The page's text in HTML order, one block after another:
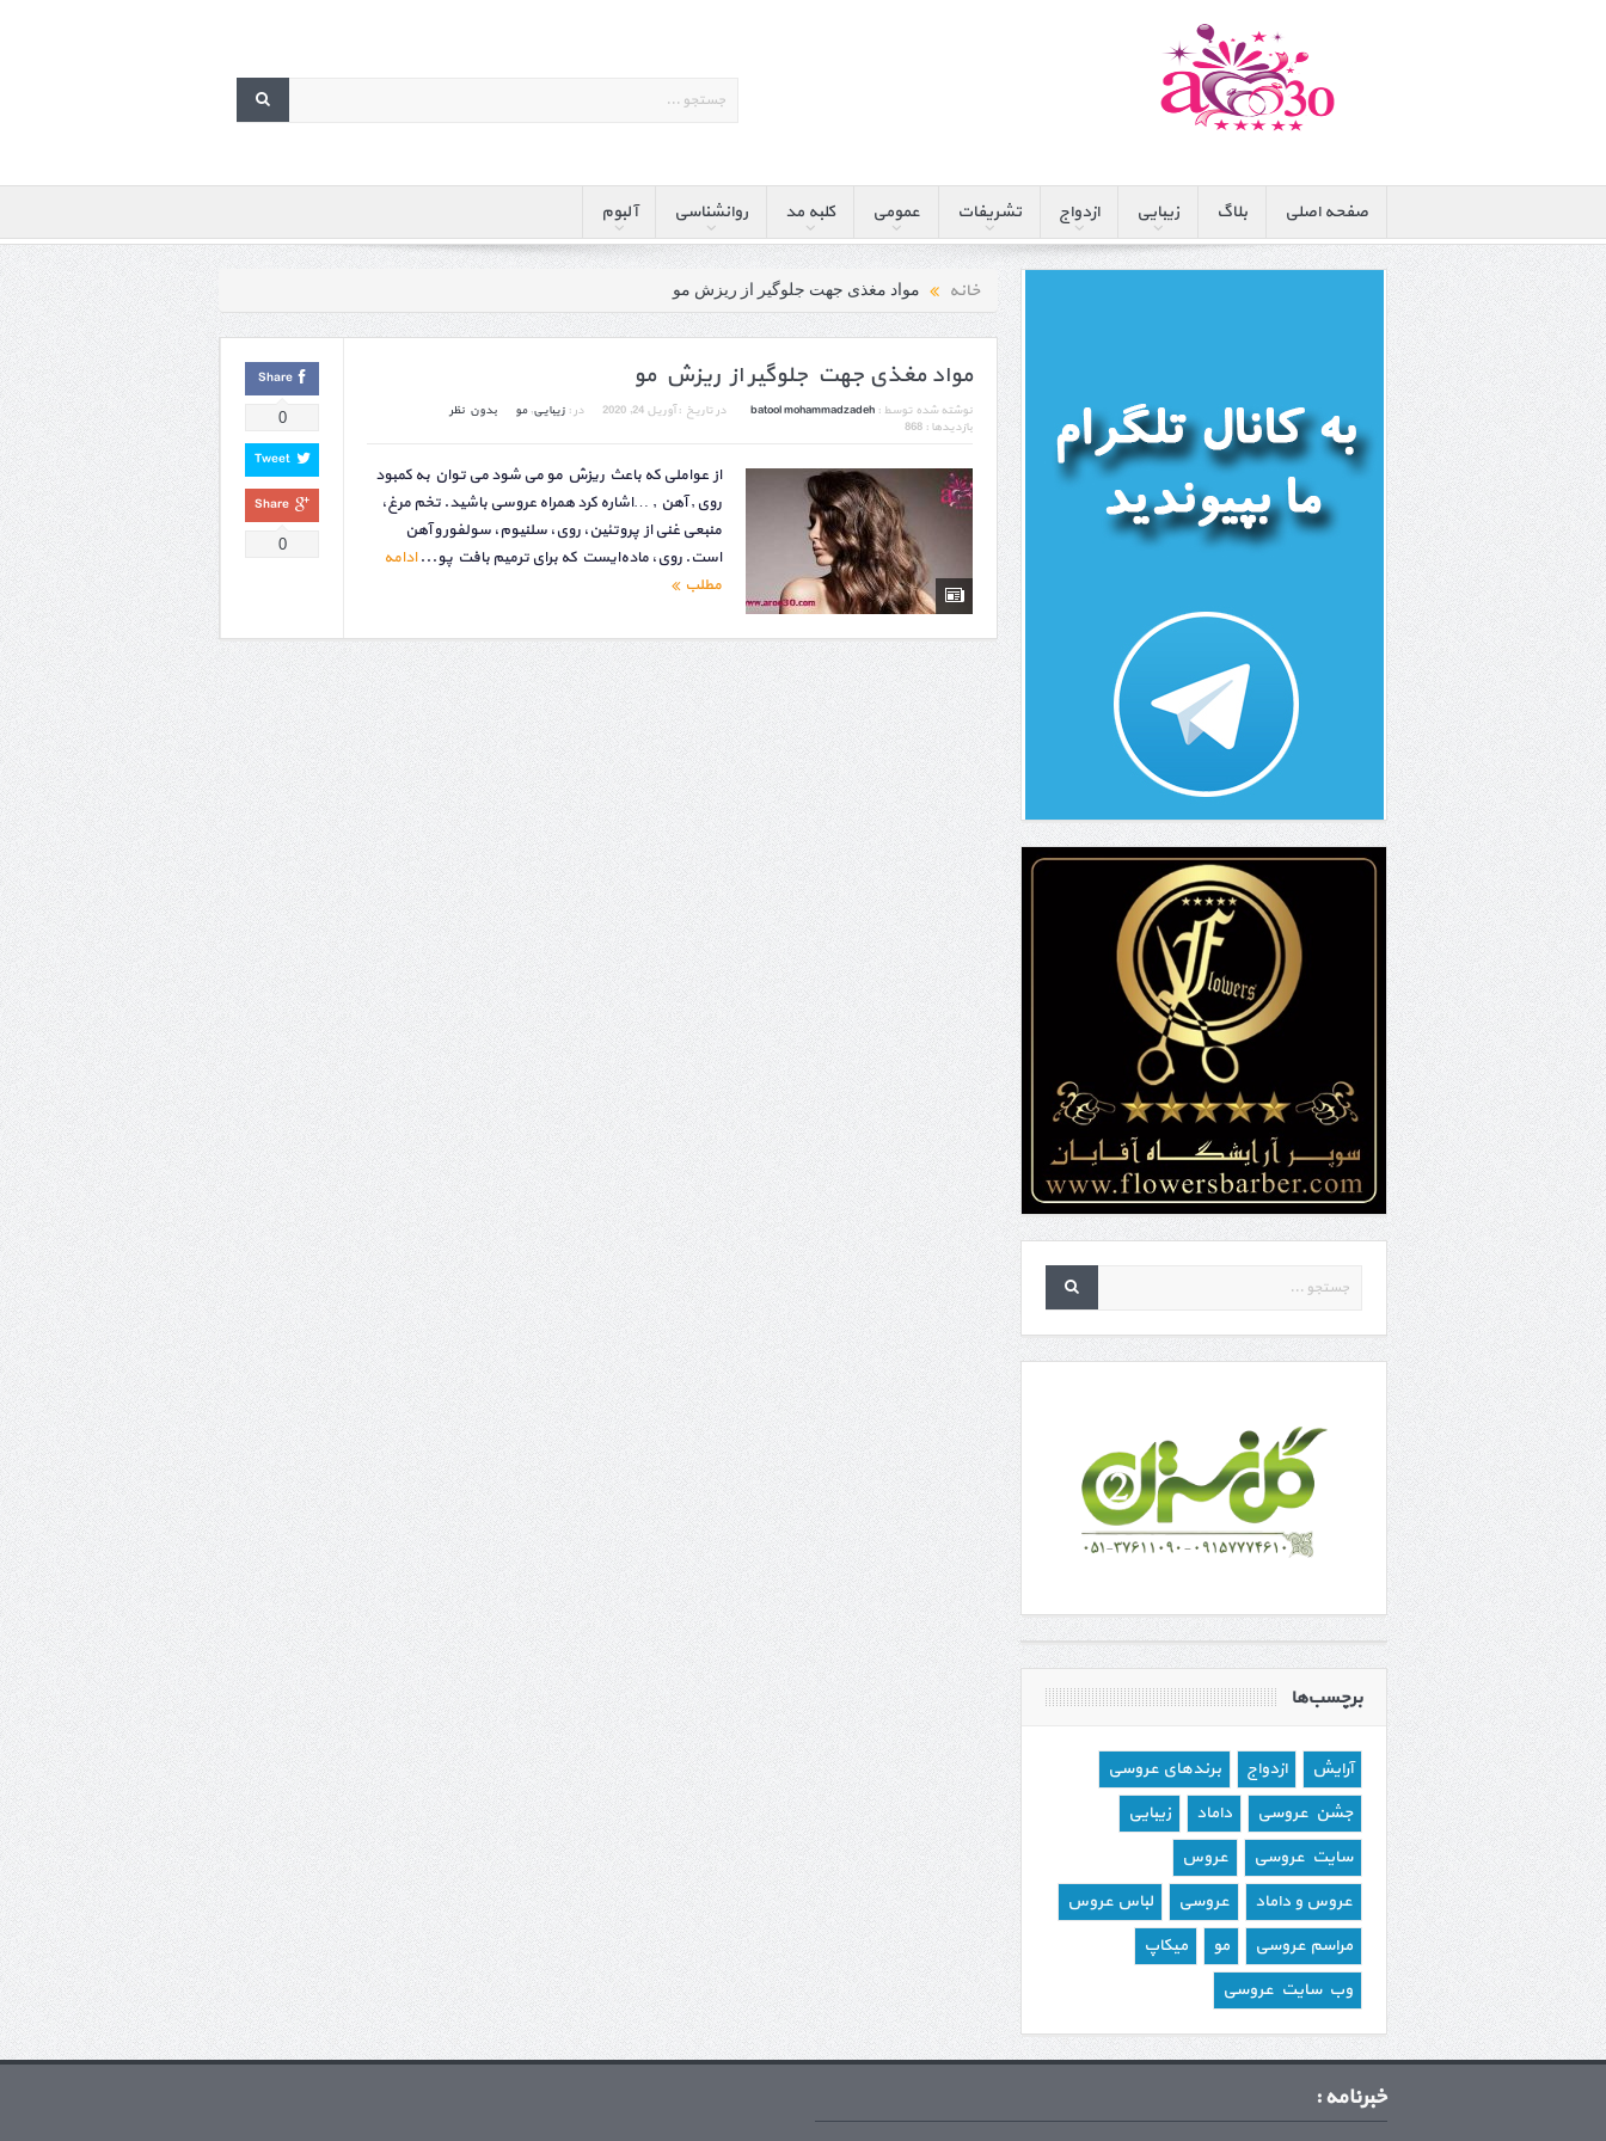
صفحه اصلی بلاگ زیبایی ازدواج تشریفات عمومی کلبه مد روانشناسی آلبوم
خانه مواد مغذی جهت جلوگیر از ریزش مو
مواد مغذی جهت جلوگیر از ریزش مو
نوشته شده توسط : batool mohammadzadeh در تاریخ :آوریل 24, 2020 در : زیبایی,مو
بدون نظر
بازدیدها : 868
از عواملی که باعث ریزش مو می شود می توان به کمبود
روی , آهن , …اشاره کرد همراه عروسی باشید. تخم مرغ،
منبعی غنی از پروتئین، روی، سلنیوم، سولفور و آهن
است. روی، ماده‌ایست که برای ترمیم بافت پو...ادامه
مطلب
Share
0
Tweet
Share
0
برچسب‌ها
آرایش ازدواج
برندهای عروسی
جشن عروسی
داماد
زیبایی
سایت عروسی
عروس
عروس و داماد
عروسی
لباس عروس
مراسم عروسی
مو
میکاپ
وب سایت عروسی
خبرنامه :